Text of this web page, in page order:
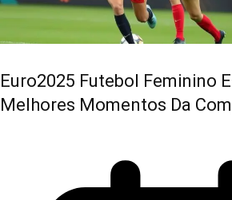
Euro2025 Futebol Feminino
Melhores Momentos Da